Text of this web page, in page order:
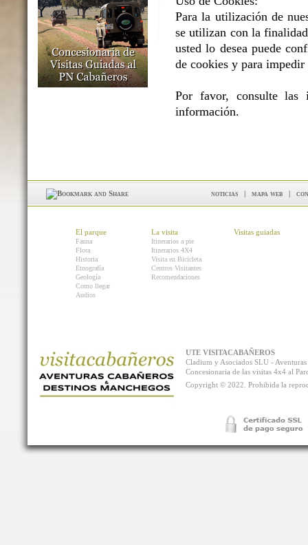
Para la utilización de
se utilizan con la
usted lo desea puede
de cookies y para
Por favor, consulte las
información.
noticias | mapa web |
El parque
Fauna
Flora
Historia
Etnografía
Geología
Como llegar
Audios
La visita
Itinerarios a pie
Itinerarios 4X4
Visita en Bicicleta
Centros Visitantes
Recomendaciones
Visitas guiadas
UTE VISITACABAÑEROS
Cladium y Asociados SLU -
Concesionaria de las visitas 4x4 al
Copyright © 2022. Prohibida la